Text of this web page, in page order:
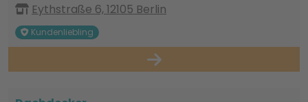
Eythstraße 6, 12105 Berlin
Kundenliebling